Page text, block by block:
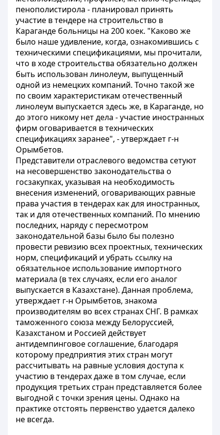
пенополистирола - планировал принять
участие в тендере на строительство в
Караганде больницы на 200 коек. "Каково же
было наше удивление, когда, ознакомившись с
техническими спецификациями, мы прочитали,
что в ходе строительства обязательно должен
быть использован линолеум, выпущенный
одной из немецких компаний. Точно такой же
по своим характеристикам отечественный
линолеум выпускается здесь же, в Караганде, но
до этого никому нет дела - участие иностранных
фирм оговаривается в технических
спецификациях заранее", - утверждает г-н
Орымбетов.
Представители отраслевого ведомства сетуют
на несовершенство законодательства о
госзакупках, указывая на необходимость
внесения изменений, оговаривающих равные
права участия в тендерах как для иностранных,
так и для отечественных компаний. По мнению
последних, наряду с пересмотром
законодательной базы было бы полезно
провести ревизию всех проектных, технических
норм, спецификаций и убрать ссылку на
обязательное использование импортного
материала (в тех случаях, если его аналог
выпускается в Казахстане). Данная проблема,
утверждает г-н Орымбетов, знакома
производителям во всех странах СНГ. В рамках
таможенного союза между Белоруссией,
Казахстаном и Россией действует
антидемпинговое соглашение, благодаря
которому предприятия этих стран могут
рассчитывать на равные условия доступа к
участию в тендерах даже в том случае, если
продукция третьих стран представляется более
выгодной с точки зрения цены. Однако на
практике отстоять первенство удается далеко
не всегда.